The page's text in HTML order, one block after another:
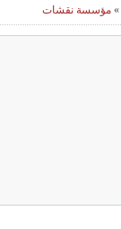
» مؤسسة نقشات